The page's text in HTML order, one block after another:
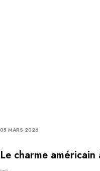
05 MARS 2026
Le charme